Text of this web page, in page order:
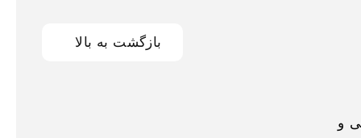
بازگشت به بالا
و